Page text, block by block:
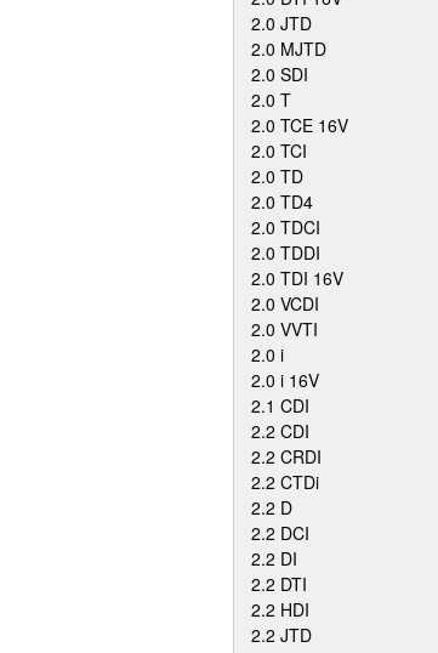
2.0 JTD
2.0 MJTD
2.0 SDI
2.0 T
2.0 TCE 16V
2.0 TCI
2.0 TD
2.0 TD4
2.0 TDCI
2.0 TDDI
2.0 TDI 16V
2.0 VCDI
2.0 VVTI
2.0 i
2.0 i 16V
2.1 CDI
2.2 CDI
2.2 CRDI
2.2 CTDi
2.2 D
2.2 DCI
2.2 DI
2.2 DTI
2.2 HDI
2.2 JTD